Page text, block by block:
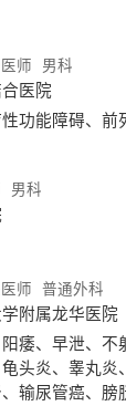
大学医学
上曾发
D含量较
多名
师 男科
医院
功能障碍、前
男科
师 普通外科
附属龙华医院
痿、早泄、不
头炎、睾丸炎
输尿管癌、膀